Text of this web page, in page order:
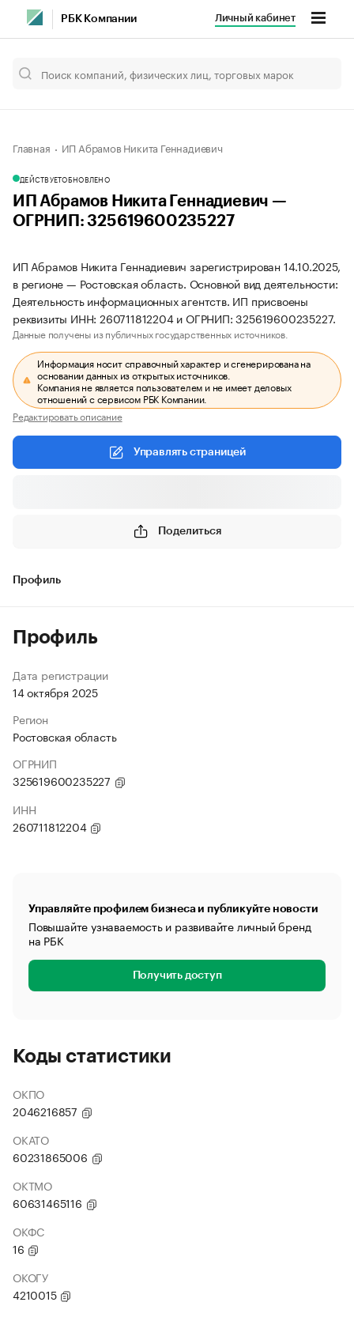
РБК Компании Личный кабинет
Главная ИП Абрамов Никита Геннадиевич
ДЕЙСТВУЕТОБНОВЛЕНО
ИП Абрамов Никита Геннадиевич —
ОГРНИП: 325619600235227
ИП Абрамов Никита Геннадиевич зарегистрирован 14.10.2025,
в регионе — Ростовская область. Основной вид деятельности:
Деятельность информационных агентств. ИП присвоены
реквизиты ИНН: 260711812204 и ОГРНИП: 325619600235227.
Данные получены из публичных государственных источников.
Информация носит справочный характер и сгенерирована на
основании данных из открытых источников.
Компания не является пользователем и не имеет деловых
отношений с сервисом РБК Компании.
Редактировать описание
Управлять страницей
Поделиться
Профиль
Профиль
Дата регистрации
14 октября 2025
Регион
Ростовская область
ОГРНИП
325619600235227
ИНН
260711812204
Управляйте профилем бизнеса и публикуйте новости
Повышайте узнаваемость и развивайте личный бренд
на РБК
Получить доступ
Коды статистики
ОКПО
2046216857
ОКАТО
60231865006
ОКТМО
60631465116
ОКФС
16
ОКОГУ
4210015